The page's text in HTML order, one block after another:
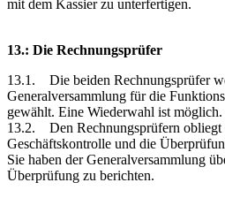
mit dem Kassier zu unterfertigen.
13.: Die Rechnungsprüfer
13.1. Die beiden Rechnungsprüfer
Generalversammlung für die
gewählt. Eine Wiederwahl ist möglich.
13.2. Den Rechnungsprüfern obliegt
Geschäftskontrolle und die
Sie haben der Generalversammlung
Überprüfung zu berichten.